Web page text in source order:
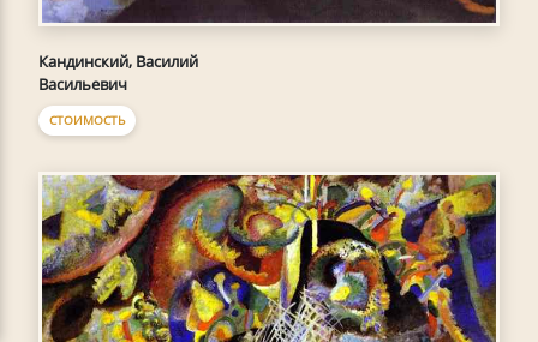
Кандинский, Василий
Васильевич
СТОИМОСТЬ